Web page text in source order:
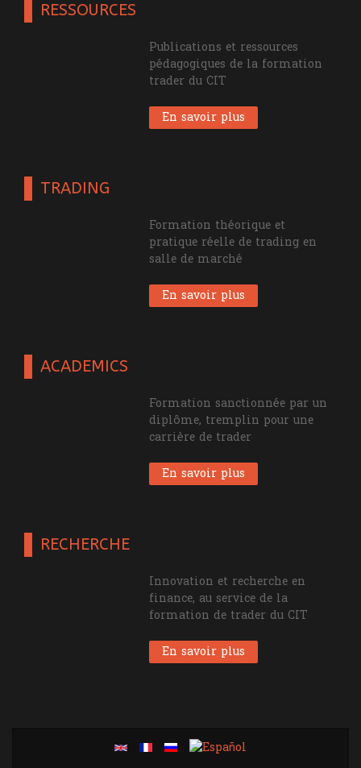
Publications et ressources
pédagogiques de la formation
trader du CIT
Formation théorique et
pratique réelle de trading en
salle de marché
Formation sanctionnée par un
diplôme, tremplin pour une
carrière de trader
Innovation et recherche en
finance, au service de la
formation de trader du CIT